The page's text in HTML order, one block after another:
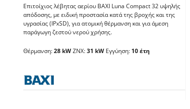
BAXI Luna Compact 32
Λέβητες με άμεση παραγωγή ΖΝX
Επιτοίχιος λέβητας αερίου BAXI Luna Compact 32 υψηλής
απόδοσης, με ειδική προστασία κατά της βροχής και της
υγρασίας (IPxSD), για ατομική θέρμανση και για άμεση
παράγωγη ζεστού νερού χρήσης.
Θέρμανση:28 kWΖΝΧ:31 kW Εγγύηση: 10 έτη